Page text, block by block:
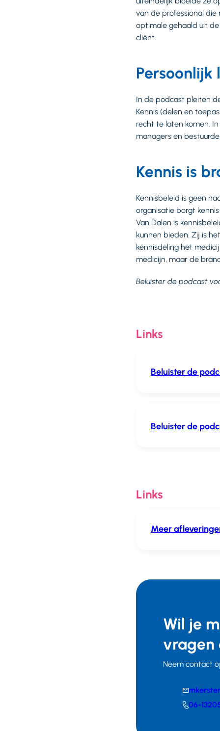
van de professional
optimale gehaald uit
cliënt.
Persoonlijk
In de podcast pleiten
Kennis (delen en
recht te laten komen.
managers en
Kennis is
Kennisbeleid is geen
organisatie borgt
Van Dalen is
kunnen bieden. Zij is
kennisdeling het
medicijn, maar de
Beluister de podcast
Links
Beluister de
Beluister de
Links
Meer
Wil je
vragen
Neem contact
06-